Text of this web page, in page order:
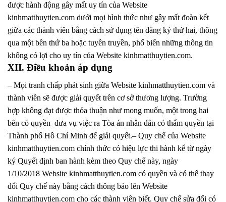
được hành động gây mất uy tín của Website
kinhmatthuytien.com dưới mọi hình thức như gây mất đoàn kết
giữa các thành viên bằng cách sử dụng tên đăng ký thứ hai, thông
qua một bên thứ ba hoặc tuyên truyền, phổ biến những thông tin
không có lợi cho uy tín của Website kinhmatthuytien.com.
XII. Điều khoản áp dụng
– Mọi tranh chấp phát sinh giữa Website kinhmatthuytien.com và
thành viên sẽ được giải quyết trên cơ sở thương lượng. Trường
hợp không đạt được thỏa thuận như mong muốn, một trong hai
bên có quyền đưa vụ việc ra Tòa án nhân dân có thẩm quyền tại
Thành phố Hồ Chí Minh để giải quyết.– Quy chế của Website
kinhmatthuytien.com chính thức có hiệu lực thi hành kể từ ngày
ký Quyết định ban hành kèm theo Quy chế này, ngày
1/10/2018 Website kinhmatthuytien.com có quyền và có thể thay
đổi Quy chế này bằng cách thông báo lên Website
kinhmatthuytien.com cho các thành viên biết. Quy chế sửa đổi có